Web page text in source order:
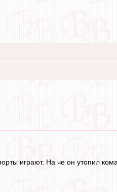
играют. На че он утопил